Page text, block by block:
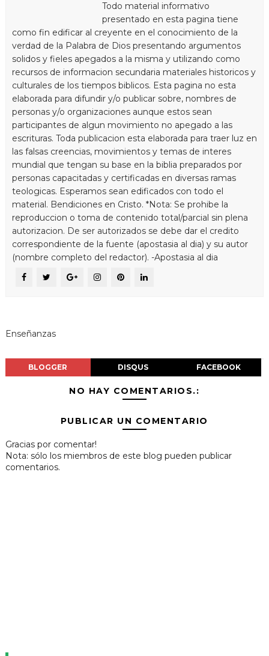
Todo material informativo
presentado en esta pagina tiene
como fin edificar al creyente en el conocimiento de la
verdad de la Palabra de Dios presentando argumentos
solidos y fieles apegados a la misma y utilizando como
recursos de informacion secundaria materiales historicos y
culturales de los tiempos biblicos. Esta pagina no esta
elaborada para difundir y/o publicar sobre, nombres de
personas y/o organizaciones aunque estos sean
participantes de algun movimiento no apegado a las
escrituras. Toda publicacion esta elaborada para traer luz en
las falsas creencias, movimientos y temas de interes
mundial que tengan su base en la biblia preparados por
personas capacitadas y certificadas en diversas ramas
teologicas. Esperamos sean edificados con todo el
material. Bendiciones en Cristo. *Nota: Se prohibe la
reproduccion o toma de contenido total/parcial sin plena
autorizacion. De ser autorizados se debe dar el credito
correspondiente de la fuente (apostasia al dia) y su autor
(nombre completo del redactor). -Apostasia al dia
Enseñanzas
BLOGGER DISQUS FACEBOOK
NO HAY COMENTARIOS.:
PUBLICAR UN COMENTARIO
Gracias por comentar!
Nota: sólo los miembros de este blog pueden publicar
comentarios.